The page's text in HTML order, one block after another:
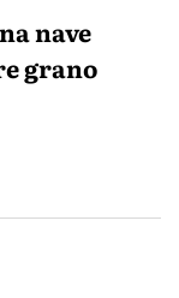
nave
grano